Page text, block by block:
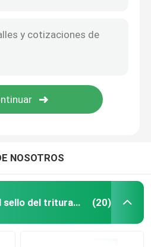
NOSOTROS
Equipo hidráulico del sello del triturador (20)